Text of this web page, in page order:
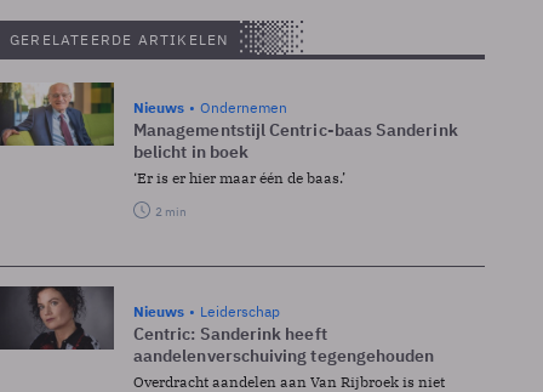
GERELATEERDE ARTIKELEN
Nieuws Ondernemen
Managementstijl Centric-baas Sanderink
belicht in boek
‘Er is er hier maar één de baas.’
2 min
Nieuws Leiderschap
Centric: Sanderink heeft
aandelenverschuiving tegengehouden
Overdracht aandelen aan Van Rijbroek is niet